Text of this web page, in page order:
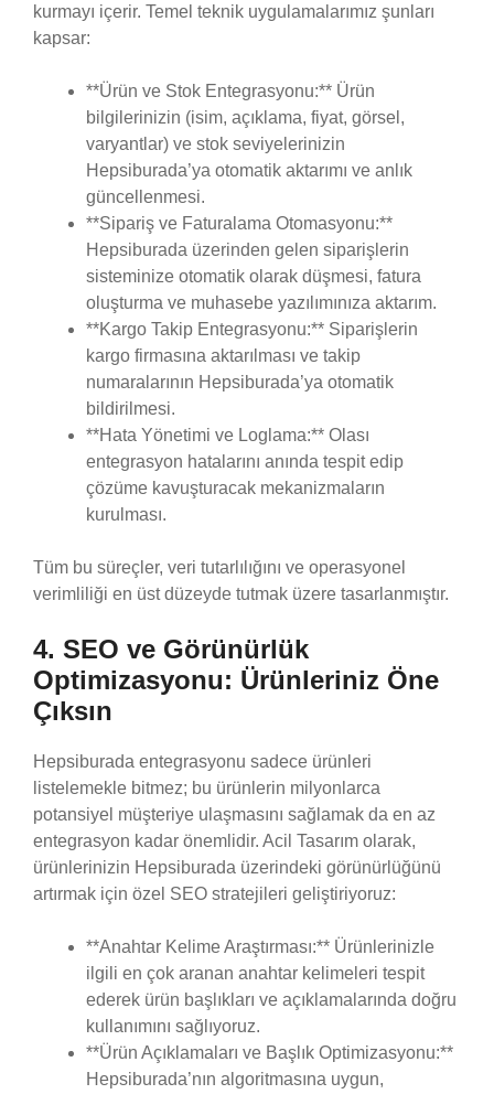
kurmayı içerir. Temel teknik uygulamalarımız şunları
kapsar:
**Ürün ve Stok Entegrasyonu:** Ürün
bilgilerinizin (isim, açıklama, fiyat, görsel,
varyantlar) ve stok seviyelerinizin
Hepsiburada’ya otomatik aktarımı ve anlık
güncellenmesi.
**Sipariş ve Faturalama Otomasyonu:**
Hepsiburada üzerinden gelen siparişlerin
sisteminize otomatik olarak düşmesi, fatura
oluşturma ve muhasebe yazılımınıza aktarım.
**Kargo Takip Entegrasyonu:** Siparişlerin
kargo firmasına aktarılması ve takip
numaralarının Hepsiburada’ya otomatik
bildirilmesi.
**Hata Yönetimi ve Loglama:** Olası
entegrasyon hatalarını anında tespit edip
çözüme kavuşturacak mekanizmaların
kurulması.
Tüm bu süreçler, veri tutarlılığını ve operasyonel
verimliliği en üst düzeyde tutmak üzere tasarlanmıştır.
4. SEO ve Görünürlük
Optimizasyonu: Ürünleriniz Öne
Çıksın
Hepsiburada entegrasyonu sadece ürünleri
listelemekle bitmez; bu ürünlerin milyonlarca
potansiyel müşteriye ulaşmasını sağlamak da en az
entegrasyon kadar önemlidir. Acil Tasarım olarak,
ürünlerinizin Hepsiburada üzerindeki görünürlüğünü
artırmak için özel SEO stratejileri geliştiriyoruz:
**Anahtar Kelime Araştırması:** Ürünlerinizle
ilgili en çok aranan anahtar kelimeleri tespit
ederek ürün başlıkları ve açıklamalarında doğru
kullanımını sağlıyoruz.
**Ürün Açıklamaları ve Başlık Optimizasyonu:**
Hepsiburada’nın algoritmasına uygun,